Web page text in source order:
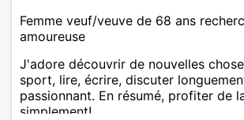
Femme veuf/veuve de 68 ans
amoureuse
J'adore découvrir de nouvelles
sport, lire, écrire, discuter
passionnant. En résumé, profiter de
simplement!